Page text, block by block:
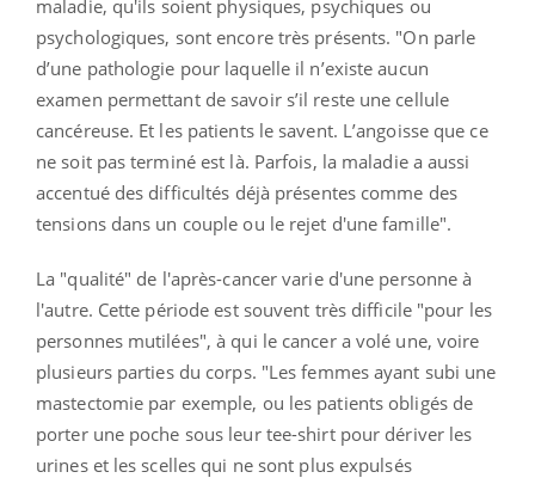
maladie, qu'ils soient physiques, psychiques ou
psychologiques, sont encore très présents. "On parle
d’une pathologie pour laquelle il n’existe aucun
examen permettant de savoir s’il reste une cellule
cancéreuse. Et les patients le savent. L’angoisse que ce
ne soit pas terminé est là. Parfois, la maladie a aussi
accentué des difficultés déjà présentes comme des
tensions dans un couple ou le rejet d'une famille".
La "qualité" de l'après-cancer varie d'une personne à
l'autre. Cette période est souvent très difficile "pour les
personnes mutilées", à qui le cancer a volé une, voire
plusieurs parties du corps. "Les femmes ayant subi une
mastectomie par exemple, ou les patients obligés de
porter une poche sous leur tee-shirt pour dériver les
urines et les scelles qui ne sont plus expulsés